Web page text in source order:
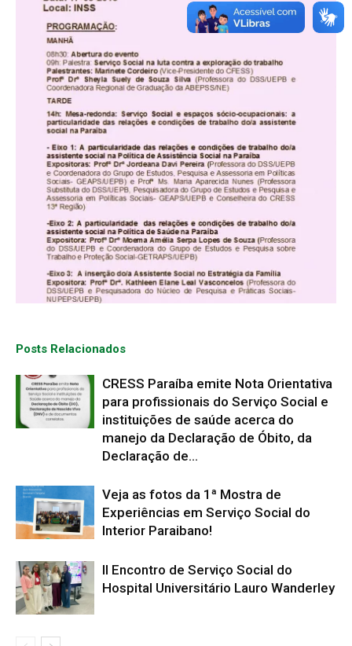
Posts Relacionados
CRESS Paraíba emite Nota Orientativa
para profissionais do Serviço Social e
instituições de saúde acerca do
manejo da Declaração de Óbito, da
Declaração de...
Veja as fotos da 1ª Mostra de
Experiências em Serviço Social do
Interior Paraibano!
II Encontro de Serviço Social do
Hospital Universitário Lauro Wanderley